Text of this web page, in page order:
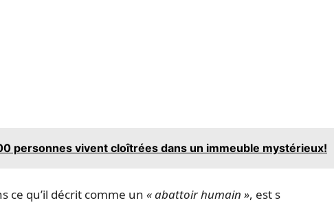
personnes vivent cloîtrées dans un immeuble mystérieux!
ce qu’il décrit comme un « abattoir humain », est s